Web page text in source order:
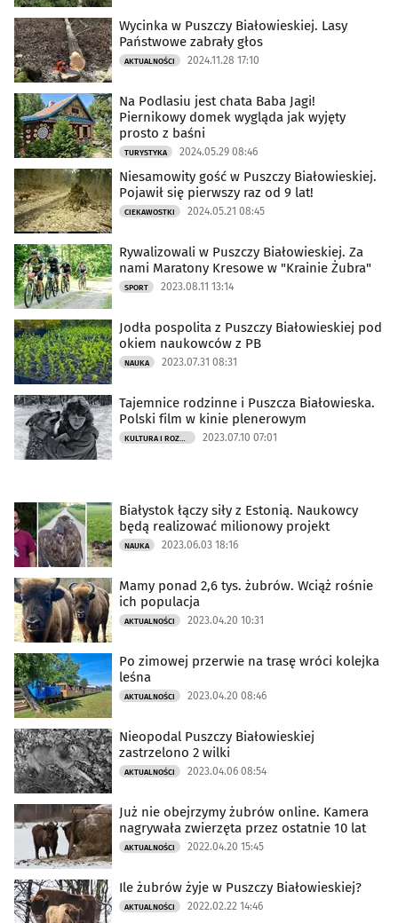
Wycinka w Puszczy Białowieskiej. Lasy
Państwowe zabrały głos
AKTUALNOŚCI 2024.11.28 17:10
Na Podlasiu jest chata Baba Jagi!
Piernikowy domek wygląda jak wyjęty
prosto z baśni
TURYSTYKA 2024.05.29 08:46
Niesamowity gość w Puszczy Białowieskiej.
Pojawił się pierwszy raz od 9 lat!
CIEKAWOSTKI 2024.05.21 08:45
Rywalizowali w Puszczy Białowieskiej. Za
nami Maratony Kresowe w "Krainie Żubra"
SPORT 2023.08.11 13:14
Jodła pospolita z Puszczy Białowieskiej pod
okiem naukowców z PB
NAUKA 2023.07.31 08:31
Tajemnice rodzinne i Puszcza Białowieska.
Polski film w kinie plenerowym
KULTURA I ROZRYWKA 2023.07.10 07:01
Białystok łączy siły z Estonią. Naukowcy
będą realizować milionowy projekt
NAUKA 2023.06.03 18:16
Mamy ponad 2,6 tys. żubrów. Wciąż rośnie
ich populacja
AKTUALNOŚCI 2023.04.20 10:31
Po zimowej przerwie na trasę wróci kolejka
leśna
AKTUALNOŚCI 2023.04.20 08:46
Nieopodal Puszczy Białowieskiej
zastrzelono 2 wilki
AKTUALNOŚCI 2023.04.06 08:54
Już nie obejrzymy żubrów online. Kamera
nagrywała zwierzęta przez ostatnie 10 lat
AKTUALNOŚCI 2022.04.20 15:45
Ile żubrów żyje w Puszczy Białowieskiej?
AKTUALNOŚCI 2022.02.22 14:46